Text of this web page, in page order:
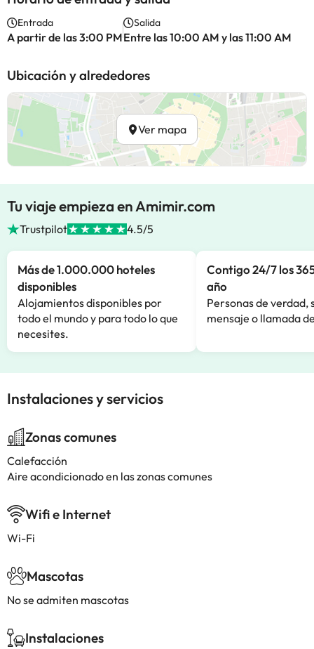
Entrada
A partir de las 3:00 PM
Salida
Entre las 10:00 AM y las 11:00 AM
Ubicación y alrededores
Ver mapa
Tu viaje empieza en Amimir.com
Trustpilot 4.5/5
Más de 1.000.000 hoteles
disponibles
Alojamientos disponibles por
todo el mundo y para todo lo que
necesites.
Contigo 24/7 los
año
Personas de verdad,
mensaje o llamada
Instalaciones y servicios
Zonas comunes
Calefacción
Aire acondicionado en las zonas comunes
Wifi e Internet
Wi-Fi
Mascotas
No se admiten mascotas
Instalaciones